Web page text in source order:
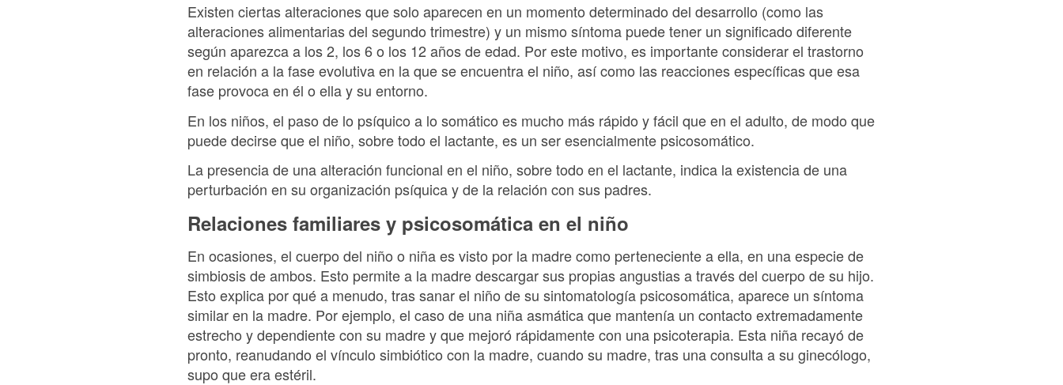
Existen ciertas alteraciones que solo aparecen en un momento determinado del desarrollo (como las
alteraciones alimentarias del segundo trimestre) y un mismo síntoma puede tener un significado diferente
según aparezca a los 2, los 6 o los 12 años de edad. Por este motivo, es importante considerar el trastorno
en relación a la fase evolutiva en la que se encuentra el niño, así como las reacciones específicas que esa
fase provoca en él o ella y su entorno.
En los niños, el paso de lo psíquico a lo somático es mucho más rápido y fácil que en el adulto, de modo que
puede decirse que el niño, sobre todo el lactante, es un ser esencialmente psicosomático.
La presencia de una alteración funcional en el niño, sobre todo en el lactante, indica la existencia de una
perturbación en su organización psíquica y de la relación con sus padres.
Relaciones familiares y psicosomática en el niño
En ocasiones, el cuerpo del niño o niña es visto por la madre como perteneciente a ella, en una especie de
simbiosis de ambos. Esto permite a la madre descargar sus propias angustias a través del cuerpo de su hijo.
Esto explica por qué a menudo, tras sanar el niño de su sintomatología psicosomática, aparece un síntoma
similar en la madre. Por ejemplo, el caso de una niña asmática que mantenía un contacto extremadamente
estrecho y dependiente con su madre y que mejoró rápidamente con una psicoterapia. Esta niña recayó de
pronto, reanudando el vínculo simbiótico con la madre, cuando su madre, tras una consulta a su ginecólogo,
supo que era estéril.